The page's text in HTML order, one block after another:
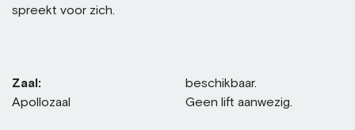
spreekt voor zich.
Zaal:
Apollozaal
beschikbaar.
Geen lift aanwezig.